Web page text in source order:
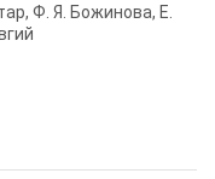
Ф. Я. Божинова, Е.